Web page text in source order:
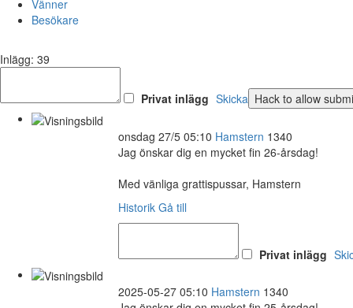
Vänner
Besökare
Inlägg: 39
Privat inlägg Skicka
onsdag 27/5 05:10 Hamstern 1340
Jag önskar dig en mycket fin 26-årsdag!
Med vänliga grattispussar, Hamstern
Historik Gå till
Privat inlägg
2025-05-27 05:10 Hamstern 1340